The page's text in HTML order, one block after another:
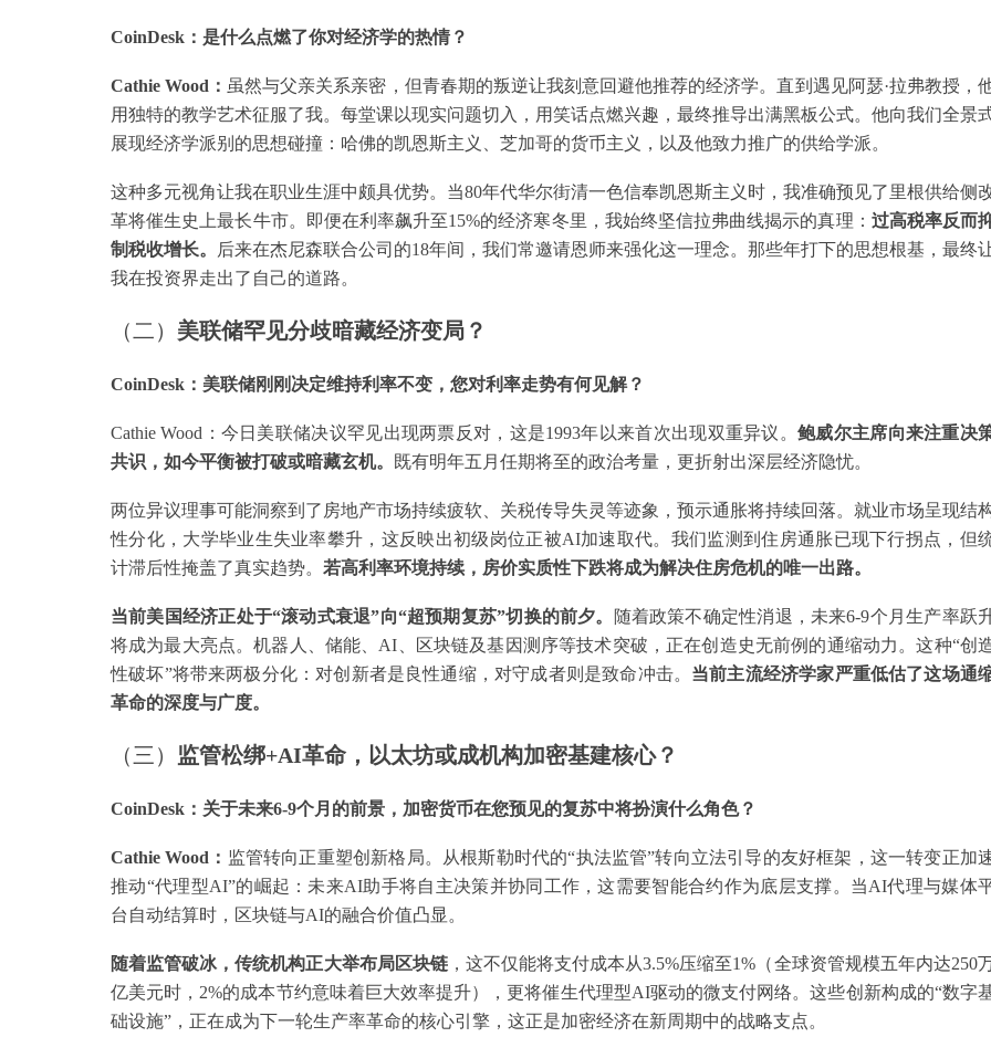
CoinDesk：是什么点燃了你对经济学的热情？
Cathie Wood：虽然与父亲关系亲密，但青春期的叛逆让我刻意回避他推荐的经济学。直到遇见阿瑟·拉弗教授，
用独特的教学艺术征服了我。每堂课以现实问题切入，用笑话点燃兴趣，最终推导出满黑板公式。他向我们全景
展现经济学派别的思想碰撞：哈佛的凯恩斯主义、芝加哥的货币主义，以及他致力推广的供给学派。
这种多元视角让我在职业生涯中颇具优势。当80年代华尔街清一色信奉凯恩斯主义时，我准确预见了里根供给侧
革将催生史上最长牛市。即便在利率飙升至15%的经济寒冬里，我始终坚信拉弗曲线揭示的真理： 过高税率反而
制税收增长。
后来在杰尼森联合公司的18年间，我们常邀请恩师来强化这一理念。那些年打下的思想根基，最终
我在投资界走出了自己的道路。
（二） 美联储罕见分歧暗藏经济变局 ？
CoinDesk：美联储刚刚决定维持利率不变，您对利率走势有何见解？
Cathie Wood：今日美联储决议罕见出现两票反对，这是1993年以来首次出现双重异议。鲍威尔主席向来注重决
共识，如今平衡被打破或暗藏玄机。
既有明年五月任期将至的政治考量，更折射出深层经济隐忧。
两位异议理事可能洞察到了房地产市场持续疲软、关税传导失灵等迹象，预示通胀将持续回落。就业市场呈现结
性分化，大学毕业生失业率攀升，这反映出初级岗位正被AI加速取代。我们监测到住房通胀已现下行拐点，但
计滞后性掩盖了真实趋势。 若高利率环境持续，房价实质性下跌将成为解决住房危机的唯一出路。
当前美国经济正处于“滚动式衰退”向“超预期复苏”切换的前夕。
随着政策不确定性消退，未来6-9个月生产率跃
将成为最大亮点。机器人、储能、AI、区块链及基因测序等技术突破，正在创造史无前例的通缩动力。这种“创
性破坏”将带来两极分化：对创新者是良性通缩，对守成者则是致命冲击。 当前主流经济学家严重低估了这场通
革命的深度与广度。
（三） 监管松绑+AI革命，以太坊或成机构加密基建核心？
CoinDesk：关于未来6-9个月的前景，加密货币在您预见的复苏中将扮演什么角色？
Cathie Wood： 监管转向正重塑创新格局。从根斯勒时代的“执法监管”转向立法引导的友好框架，这一转变正加
推动“代理型AI”的崛起：未来AI助手将自主决策并协同工作，这需要智能合约作为底层支撑。当AI代理与媒体
台自动结算时，区块链与AI的融合价值凸显。
随着监管破冰，传统机构正大举布局区块链，这不仅能将支付成本从3.5%压缩至1%（全球资管规模五年内达250
亿美元时，2%的成本节约意味着巨大效率提升），更将催生代理型AI驱动的微支付网络。这些创新构成的“数字
础设施”，正在成为下一轮生产率革命的核心引擎，这正是加密经济在新周期中的战略支点。